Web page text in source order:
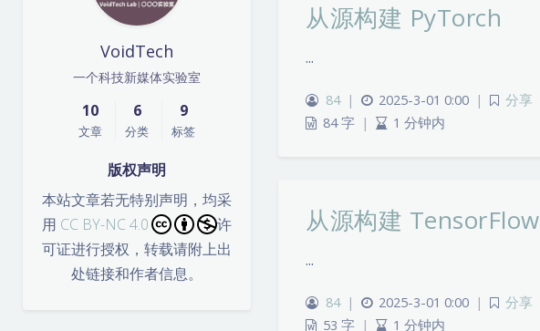
VoidTech
一个科技新媒体实验室
10
文章
6
分类
9
标签
版权声明
本站文章若无特别声明，均采
用 CC BY-NC 4.0
许
可证进行授权，转载请附上出
处链接和作者信息。
从源构建 PyTorch
...
84 | 2025-3-01 0:00 | 分享
84 字 | 1 分钟内
从源构建 TensorFlow
...
84 | 2025-3-01 0:00 | 分享
53 字 | 1 分钟内